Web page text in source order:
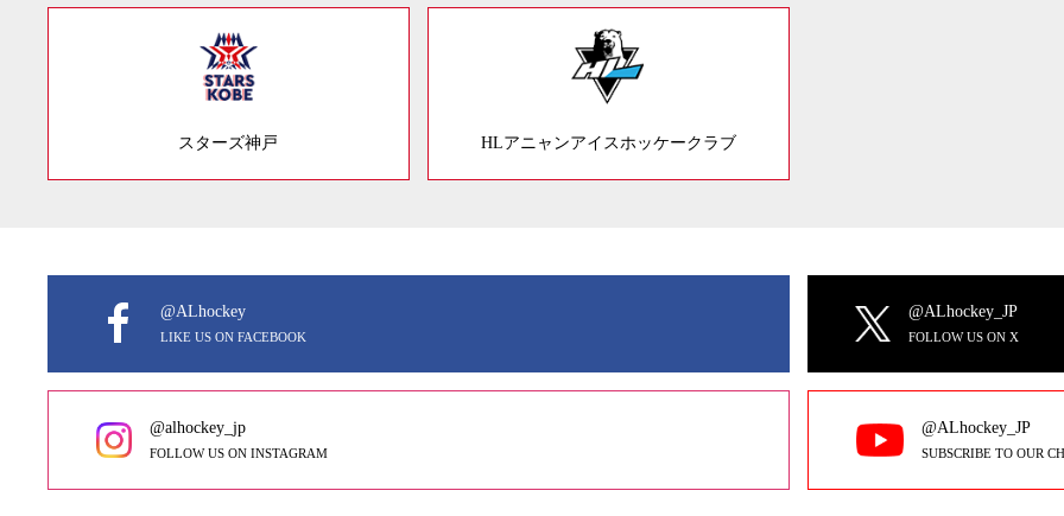
スターズ神戸 HLアニャンアイスホッケークラブ
@ALhockey
LIKE US ON FACEBOOK
@ALhockey_JP
FOLLOW US ON X
@alhockey_jp
FOLLOW US ON INSTAGRAM
@ALhockey_JP
SUBSCRIBE TO OUR